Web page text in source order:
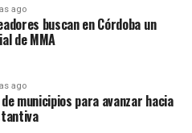
ago
buscan en Córdoba un
de MMA
ago
municipios para avanzar hacia